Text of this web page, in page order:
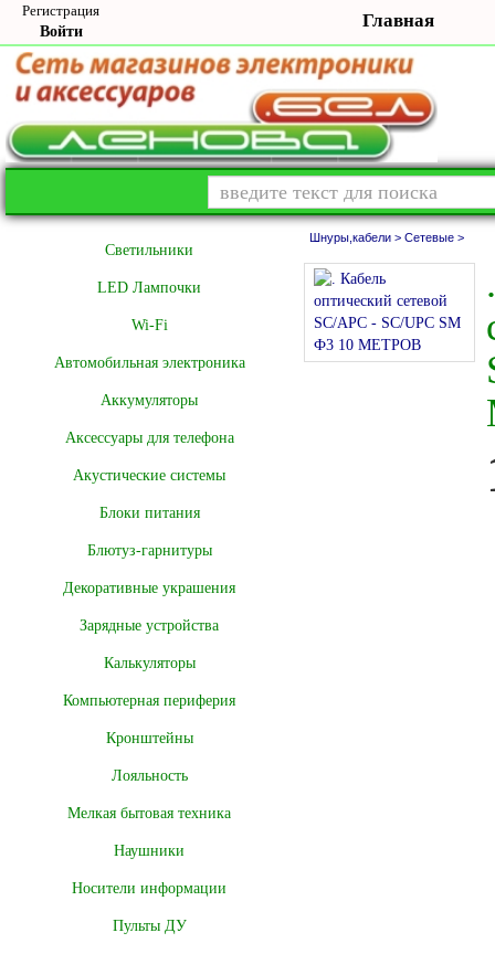
Регистрация
Войти
Главная
Cветильники
LED Лампочки
Wi-Fi
Автомобильная электроника
Аккумуляторы
Аксессуары для телефона
Акустические системы
Блоки питания
Блютуз-гарнитуры
Декоративные украшения
Зарядные устройства
Калькуляторы
Компьютерная периферия
Кронштейны
Лояльность
Мелкая бытовая техника
Наушники
Носители информации
Пульты ДУ
Шнуры,кабели > Сетевые >